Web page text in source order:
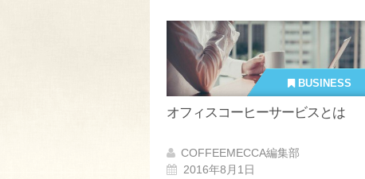
BUSINESS
オフィスコーヒーサービスとは
COFFEEMECCA編集部
2016年8月1日